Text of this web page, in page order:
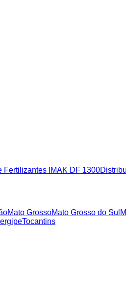
Fertilizantes IMAK DF 1300
Mato GrossoMato Grosso do Sul
Tocantins